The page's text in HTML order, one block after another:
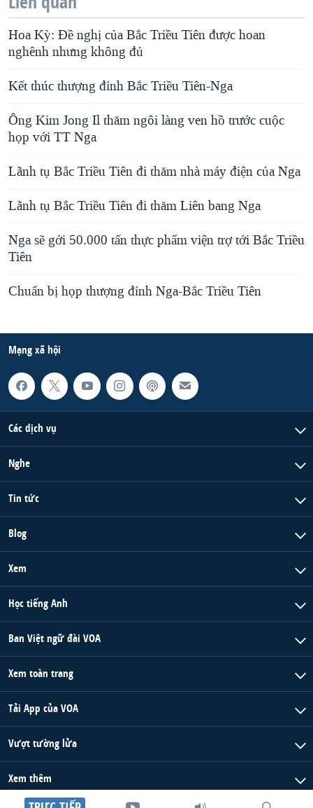
Hoa Kỳ: Đề nghị của Bắc Triều Tiên được hoan
nghênh nhưng không đủ
Kết thúc thượng đỉnh Bắc Triều Tiên-Nga
Ông Kim Jong Il thăm ngôi làng ven hồ trước cuộc
họp với TT Nga
Lãnh tụ Bắc Triều Tiên đi thăm nhà máy điện của Nga
Lãnh tụ Bắc Triều Tiên đi thăm Liên bang Nga
Nga sẽ gởi 50.000 tấn thực phẩm viện trợ tới Bắc Triều
Tiên
Chuẩn bị họp thượng đỉnh Nga-Bắc Triều Tiên
Mạng xã hội
Các dịch vụ
Nghe
Tin tức
Blog
Xem
Học tiếng Anh
Ban Việt ngữ đài VOA
Xem toàn trang
Tải App của VOA
Vượt tường lửa
Xem thêm